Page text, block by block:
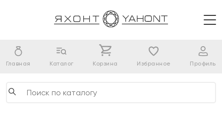
Главная Каталог Корзина Избранное Профиль